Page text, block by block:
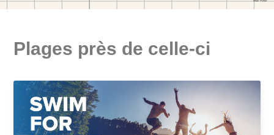
Plages près de celle-ci